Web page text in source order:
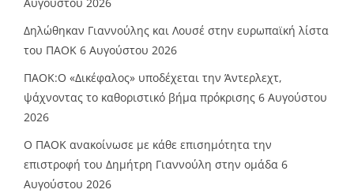
Αυγούστου 2026
Δηλώθηκαν Γιαννούλης και Λουσέ στην ευρωπαϊκή λίστα
του ΠΑΟΚ 6 Αυγούστου 2026
ΠΑΟΚ:Ο «Δικέφαλος» υποδέχεται την Άντερλεχτ,
ψάχνοντας το καθοριστικό βήμα πρόκρισης 6 Αυγούστου
2026
Ο ΠΑΟΚ ανακοίνωσε με κάθε επισημότητα την
επιστροφή του Δημήτρη Γιαννούλη στην ομάδα 6
Αυγούστου 2026